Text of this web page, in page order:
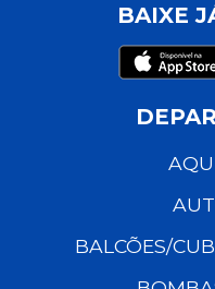
BAIXE
BALCÕES/